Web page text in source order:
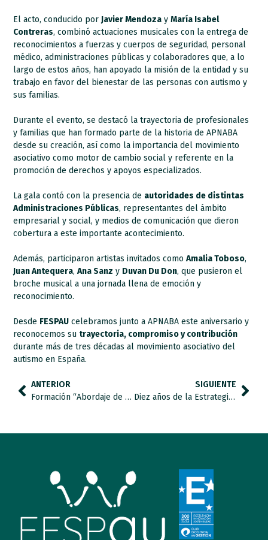
El acto, conducido porJavier Mendoza yMaría Isabel
Contreras, combinó actuaciones musicales con la entrega de
reconocimientos a fuerzas y cuerpos de seguridad, personal
médico, administraciones públicas y colaboradores que, a lo
largo de estos años, han apoyado la misión de la entidad y su
trabajo en favor del bienestar de las personas con autismo y
sus familias.
Durante el evento, se destacó la trayectoria de profesionales
y familias que han formado parte de la historia de APNABA
desde su creación, así como la importancia del movimiento
asociativo como motor de cambio social y referente en la
promoción de derechos y apoyos especializados.
La gala contó con la presencia de autoridades de distintas
Administraciones Públicas, representantes del ámbito
empresarial y social, y medios de comunicación que dieron
cobertura a este importante acontecimiento.
Además, participaron artistas invitados comoAmalia Toboso,
Juan Antequera,Ana Sanz y Duvan Du Don, que pusieron el
broche musical a una jornada llena de emoción y
reconocimiento.
Desde FESPAU celebramos junto a APNABA este aniversario y
reconocemos su trayectoria, compromiso y contribución
durante más de tres décadas al movimiento asociativo del
autismo en España.
ANTERIOR
Formación “Abordaje de los desafíos de alimentación de las personas con autismo. La importancia de lo sensorial”
SIGUIENTE
Diez años de la Estrategia Española en TEA: logro histórico y asignatura pendiente.